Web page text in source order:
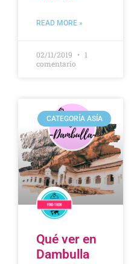
READ MORE »
02/11/2019
1
comentario
CATEGORÍA ASÍA
Qué ver en
Dambulla